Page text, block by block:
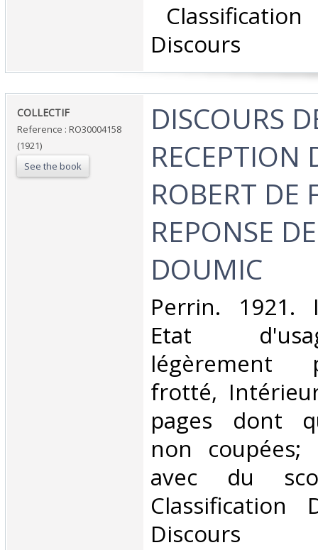
Discours‎
‎COLLECTIF‎
Reference : RO30004158
(1921)
See the book
‎DISCOURS
RECEPTION
ROBERT DE
REPONSE
DOUMIC‎
‎Perrin. 1921.
Etat
légèrement
frotté,
pages dont
non coupées;
avec du
Classification
Discours‎